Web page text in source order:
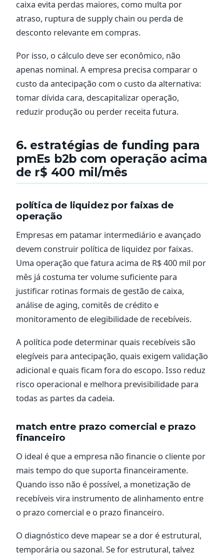
caixa evita perdas maiores, como multa por
atraso, ruptura de supply chain ou perda de
desconto relevante em compras.
Por isso, o cálculo deve ser econômico, não
apenas nominal. A empresa precisa comparar o
custo da antecipação com o custo da alternativa:
tomar dívida cara, descapitalizar operação,
reduzir produção ou perder receita futura.
6. estratégias de funding para
pmEs b2b com operação acima
de r$ 400 mil/mês
política de liquidez por faixas de
operação
Empresas em patamar intermediário e avançado
devem construir política de liquidez por faixas.
Uma operação que fatura acima de R$ 400 mil por
mês já costuma ter volume suficiente para
justificar rotinas formais de gestão de caixa,
análise de aging, comitês de crédito e
monitoramento de elegibilidade de recebíveis.
A política pode determinar quais recebíveis são
elegíveis para antecipação, quais exigem validação
adicional e quais ficam fora do escopo. Isso reduz
risco operacional e melhora previsibilidade para
todas as partes da cadeia.
match entre prazo comercial e prazo
financeiro
O ideal é que a empresa não financie o cliente por
mais tempo do que suporta financeiramente.
Quando isso não é possível, a monetização de
recebíveis vira instrumento de alinhamento entre
o prazo comercial e o prazo financeiro.
O diagnóstico deve mapear se a dor é estrutural,
temporária ou sazonal. Se for estrutural, talvez